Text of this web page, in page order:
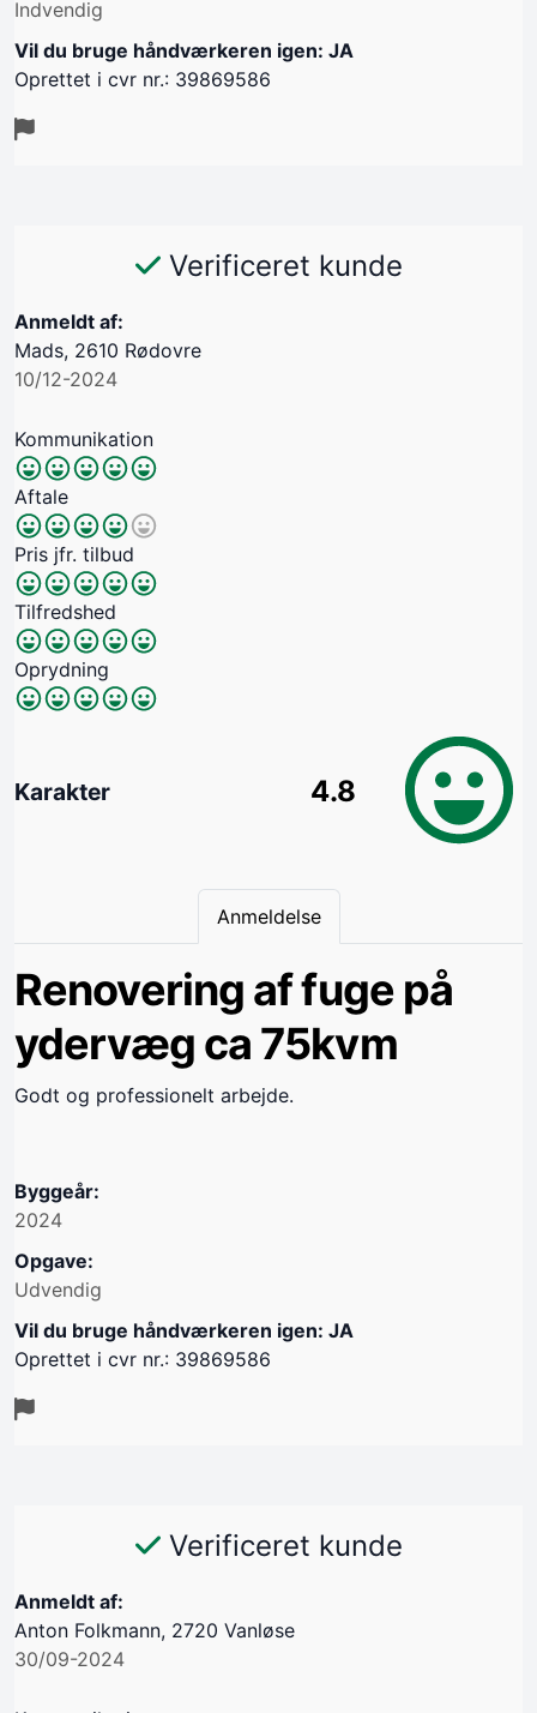
Indvendig
Vil du bruge håndværkeren igen: JA
Oprettet i cvr nr.: 39869586
Verificeret kunde
Anmeldt af:
Mads, 2610 Rødovre
10/12-2024
Kommunikation
Aftale
Pris jfr. tilbud
Tilfredshed
Oprydning
Karakter 4.8
Anmeldelse
Renovering af fuge på
ydervæg ca 75kvm
Godt og professionelt arbejde.
Byggeår:
2024
Opgave:
Udvendig
Vil du bruge håndværkeren igen: JA
Oprettet i cvr nr.: 39869586
Verificeret kunde
Anmeldt af:
Anton Folkmann, 2720 Vanløse
30/09-2024